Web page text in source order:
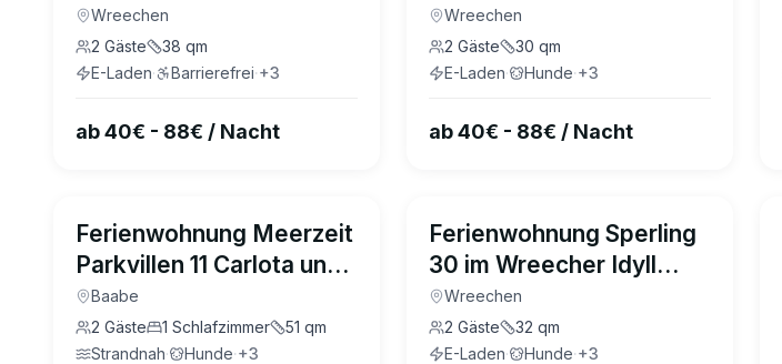
Wreecher Idyll Rügen
Wreechen
2 Gäste 38 qm
E-Laden· Barrierefrei·+3
ab 40€ - 88€ / Nacht
Wreecher Idyll Rügen
Wreechen
2 Gäste 30 qm
E-Laden· Hunde·+3
ab 40€ - 88€ / Nacht
20
Ferienwohnung Meerzeit
Parkvillen 11 Carlota und
Candela Baabe
Baabe
2 Gäste 1 Schlafzimmer 51 qm
Strandnah· Hunde·+3
Ferienwohnung Sperling
30 im Wreecher Idyll
Rügen
Wreechen
2 Gäste 32 qm
E-Laden· Hunde·+3